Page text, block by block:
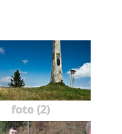
foto (2)